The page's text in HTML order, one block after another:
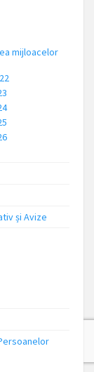
mijloacelor
și Avize